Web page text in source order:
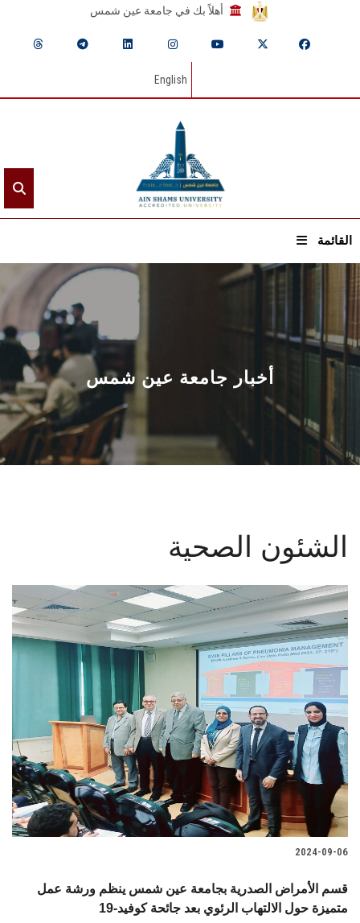
أهلاً بك في جامعة عين شمس
English
القائمة
الرئيسيـة
عن الجامعة
القطاعـات
الشئون الأكاديمية
البحث العلمي
الأنظمة الذكية
الإعلام
تواصل معنا
هيئة التدريس
الدراسات العليا
أخبار جامعة عين شمس
الشئون الصحية
2024-09-06
قسم الأمراض الصدرية بجامعة عين شمس ينظم ورشة عمل
متميزة حول الالتهاب الرئوي بعد جائحة كوفيد-19